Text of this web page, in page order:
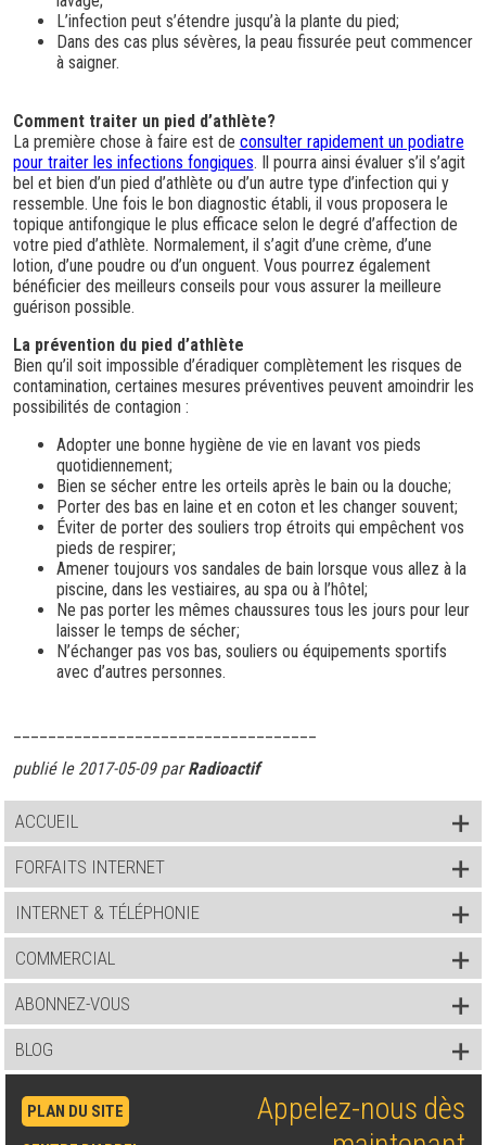
L’infection peut s’étendre jusqu’à la plante du pied;
Dans des cas plus sévères, la peau fissurée peut commencer
à saigner.
Comment traiter un pied d’athlète?
La première chose à faire est de consulter rapidement un podiatre
pour traiter les infections fongiques. Il pourra ainsi évaluer s’il s’agit
bel et bien d’un pied d’athlète ou d’un autre type d’infection qui y
ressemble. Une fois le bon diagnostic établi, il vous proposera le
topique antifongique le plus efficace selon le degré d’affection de
votre pied d’athlète. Normalement, il s’agit d’une crème, d’une
lotion, d’une poudre ou d’un onguent. Vous pourrez également
bénéficier des meilleurs conseils pour vous assurer la meilleure
guérison possible.
La prévention du pied d’athlète
Bien qu’il soit impossible d’éradiquer complètement les risques de
contamination, certaines mesures préventives peuvent amoindrir les
possibilités de contagion :
Adopter une bonne hygiène de vie en lavant vos pieds
quotidiennement;
Bien se sécher entre les orteils après le bain ou la douche;
Porter des bas en laine et en coton et les changer souvent;
Éviter de porter des souliers trop étroits qui empêchent vos
pieds de respirer;
Amener toujours vos sandales de bain lorsque vous allez à la
piscine, dans les vestiaires, au spa ou à l’hôtel;
Ne pas porter les mêmes chaussures tous les jours pour leur
laisser le temps de sécher;
N’échanger pas vos bas, souliers ou équipements sportifs
avec d’autres personnes.
publié le 2017-05-09 parRadioactif
ACCUEIL
FORFAITS INTERNET
INTERNET & TÉLÉPHONIE
COMMERCIAL
ABONNEZ-VOUS
BLOG
PLAN DU SITE
Appelez-nous dès